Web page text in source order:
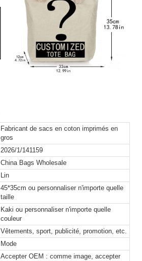
Fabricant de sacs en coton imprimés en
gros
2026/1/141159
China Bags Wholesale
Lin
45*35cm ou personnaliser n'importe quelle
taille
Kaki ou personnaliser n'importe quelle
couleur
Vêtements, sport, publicité, promotion, etc.
Mode
Accepter OEM : comme image, accepter